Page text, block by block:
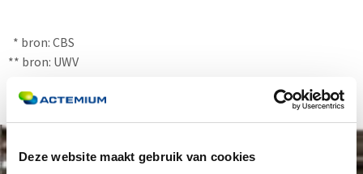
Deze website maakt gebruik van cookies
* bron: CBS
** bron: UWV